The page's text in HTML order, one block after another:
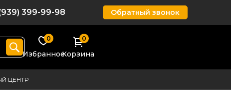
399-99-98 Обратный звонок
0
Избранное
0
Корзина
ЦЕНТР